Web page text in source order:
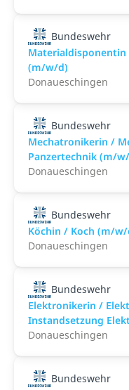
Bundeswehr
(m/w/d)
Donaueschingen
Bundeswehr
Mechatronikerin /
Panzertechnik (m/
Donaueschingen
Bundeswehr
Köchin / Koch (m/
Donaueschingen
Bundeswehr
Elektronikerin /
Instandsetzung
Donaueschingen
Bundeswehr